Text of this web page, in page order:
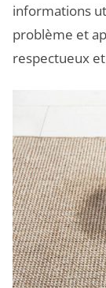
informations
problème et
respectueux